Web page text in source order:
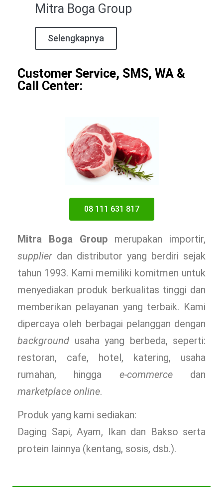
Mitra Boga Group
Selengkapnya
Customer Service, SMS, WA &
Call Center:
08 111 631 817
Mitra Boga Group merupakan importir,
supplier dan distributor yang berdiri sejak
tahun 1993. Kami memiliki komitmen untuk
menyediakan produk berkualitas tinggi dan
memberikan pelayanan yang terbaik. Kami
dipercaya oleh berbagai pelanggan dengan
background usaha yang berbeda, seperti:
restoran, cafe, hotel, katering, usaha
rumahan, hingga e-commercedan
marketplace online.
Produk yang kami sediakan:
Daging Sapi, Ayam, Ikan dan Bakso serta
protein lainnya (kentang, sosis, dsb.).